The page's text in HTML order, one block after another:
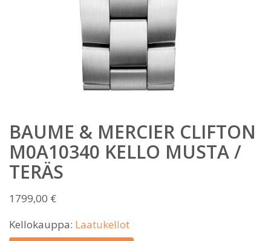
BAUME & MERCIER CLIFTON
M0A10340 KELLO MUSTA /
TERÄS
1799,00 €
Kellokauppa: Laatukellot